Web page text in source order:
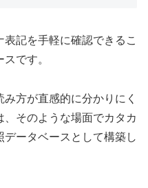
記を手軽に確認できるこ
です。
方が直感的に分かりにく
そのような場面でカタカ
ータベースとして構築し